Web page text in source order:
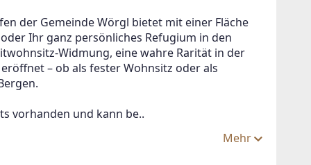
der Gemeinde Wörgl bietet mit einer Fläche
Ihr ganz persönliches Refugium in den
Widmung, eine wahre Rarität in der
– ob als fester Wohnsitz oder als
vorhanden und kann be..
Mehr